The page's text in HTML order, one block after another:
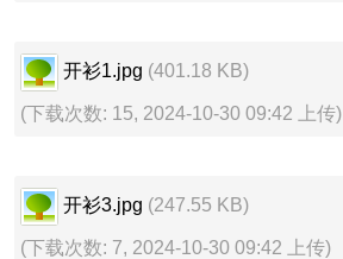
开衫1.jpg (401.18 KB)
(下载次数: 15, 2024-10-30 09:42 上传)
开衫3.jpg (247.55 KB)
(下载次数: 7, 2024-10-30 09:42 上传)